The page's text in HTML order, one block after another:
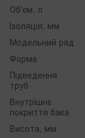
Об'єм, л
Ізоляція, мм
Модельний ряд
Форма
Підведення
труб
Внутрішнє
покриття бака
Висота, мм